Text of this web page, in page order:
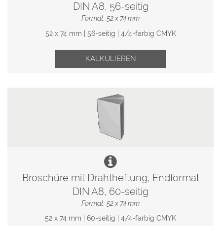
DIN A8, 56-seitig
Format: 52 x 74 mm
52 x 74 mm | 56-seitig | 4/4-farbig CMYK
KALKULIEREN
Broschüre mit Drahtheftung, Endformat
DIN A8, 60-seitig
Format: 52 x 74 mm
52 x 74 mm | 60-seitig | 4/4-farbig CMYK